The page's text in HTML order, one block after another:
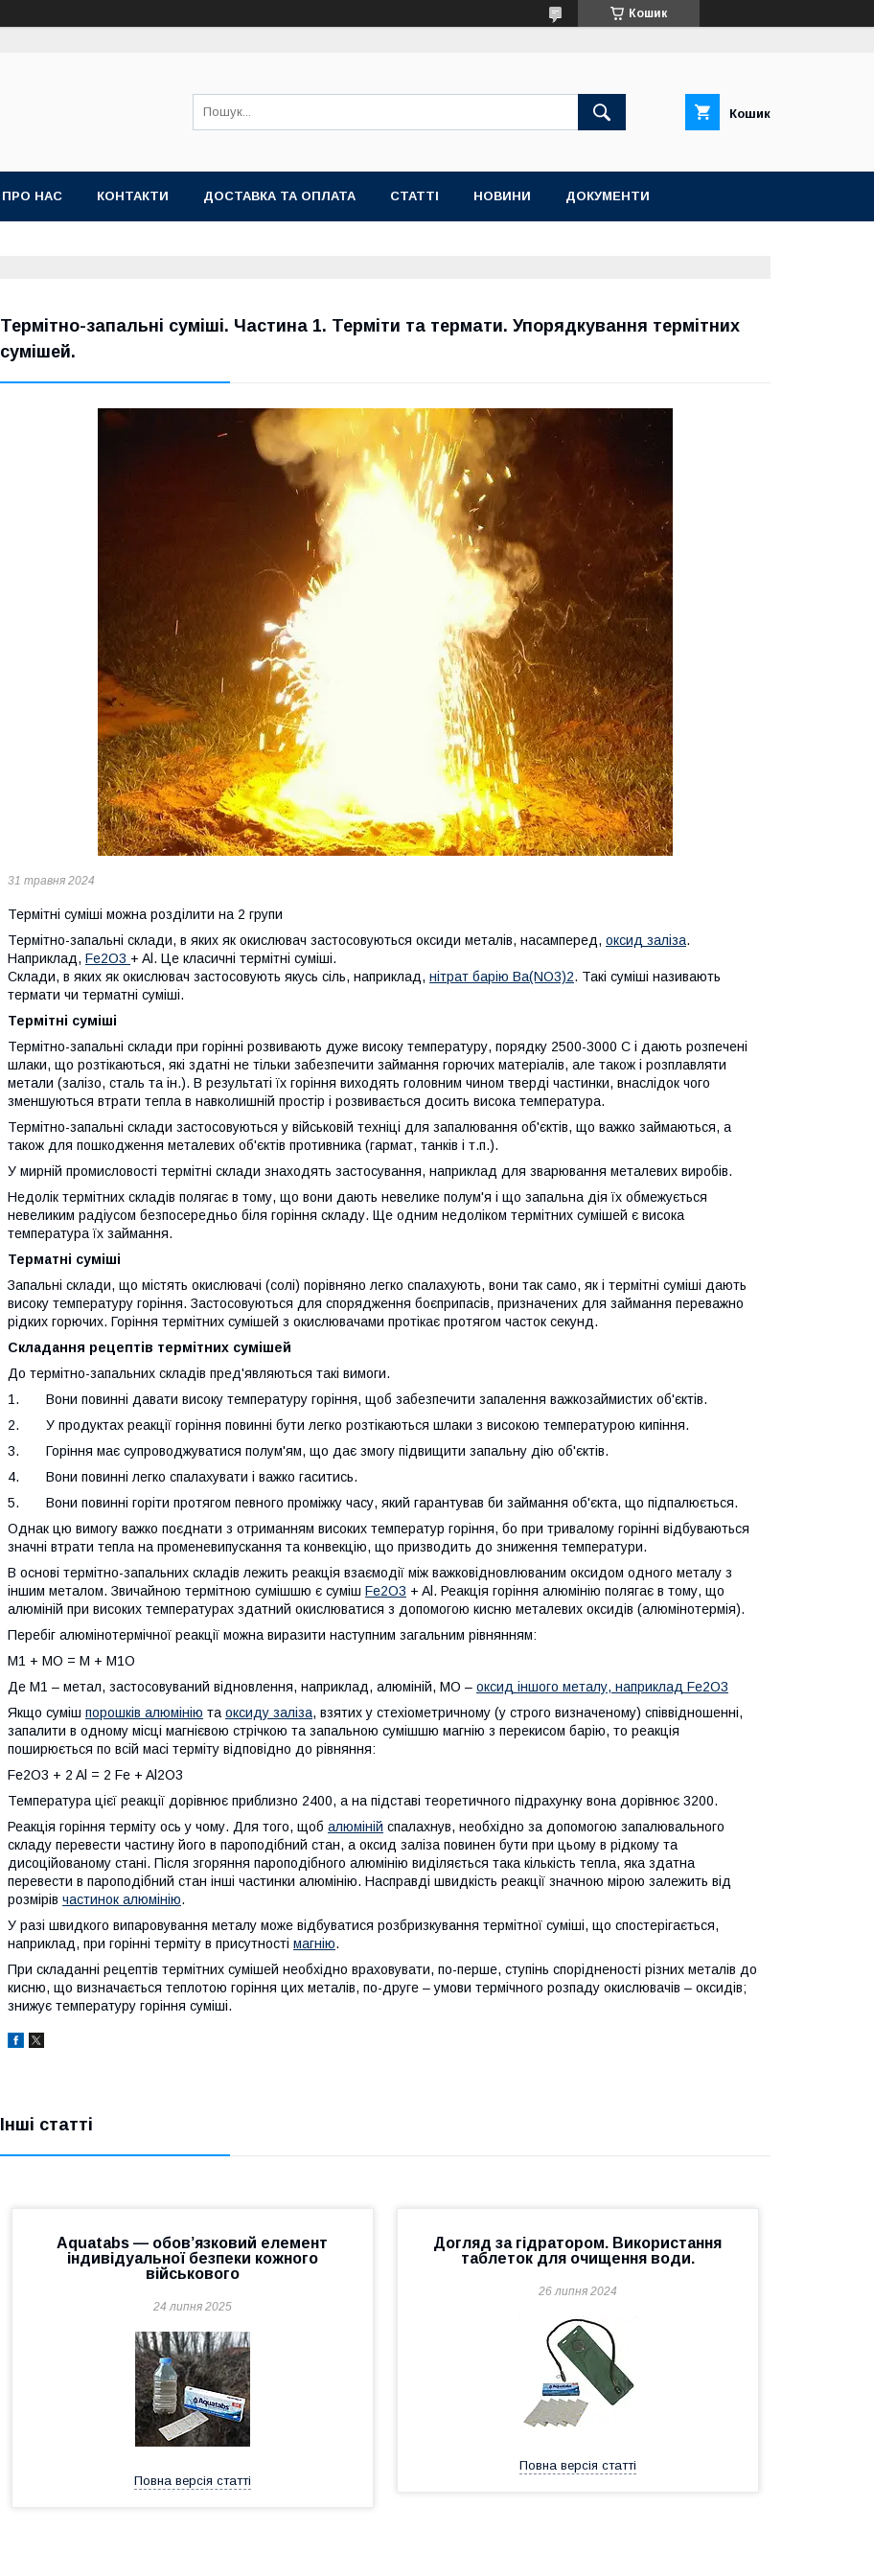
Кошик
Кошик
ПРО НАС КОНТАКТИ ДОСТАВКА ТА ОПЛАТА СТАТТІ НОВИНИ ДОКУМЕНТИ
Термітно-запальні суміші. Частина 1. Терміти та термати. Упорядкування термітних
сумішей.
31 травня 2024
Термітні суміші можна розділити на 2 групи
Термітно-запальні склади, в яких як окислювач застосовуються оксиди металів, насамперед, оксид заліза.
Наприклад, Fe2O3 + Al. Це класичні термітні суміші.
Склади, в яких як окислювач застосовують якусь сіль, наприклад, нітрат барію Ва(NO3)2. Такі суміші називають
термати чи терматні суміші.
Термітні суміші
Термітно-запальні склади при горінні розвивають дуже високу температуру, порядку 2500-3000 С і дають розпечені
шлаки, що розтікаються, які здатні не тільки забезпечити займання горючих матеріалів, але також і розплавляти
метали (залізо, сталь та ін.). В результаті їх горіння виходять головним чином тверді частинки, внаслідок чого
зменшуються втрати тепла в навколишній простір і розвивається досить висока температура.
Термітно-запальні склади застосовуються у військовій техніці для запалювання об'єктів, що важко займаються, а
також для пошкодження металевих об'єктів противника (гармат, танків і т.п.).
У мирній промисловості термітні склади знаходять застосування, наприклад для зварювання металевих виробів.
Недолік термітних складів полягає в тому, що вони дають невелике полум'я і що запальна дія їх обмежується
невеликим радіусом безпосередньо біля горіння складу. Ще одним недоліком термітних сумішей є висока
температура їх займання.
Терматні суміші
Запальні склади, що містять окислювачі (солі) порівняно легко спалахують, вони так само, як і термітні суміші дають
високу температуру горіння. Застосовуються для спорядження боєприпасів, призначених для займання переважно
рідких горючих. Горіння термітних сумішей з окислювачами протікає протягом часток секунд.
Складання рецептів термітних сумішей
До термітно-запальних складів пред'являються такі вимоги.
1. Вони повинні давати високу температуру горіння, щоб забезпечити запалення важкозаймистих об'єктів.
2. У продуктах реакції горіння повинні бути легко розтікаються шлаки з високою температурою кипіння.
3. Горіння має супроводжуватися полум'ям, що дає змогу підвищити запальну дію об'єктів.
4. Вони повинні легко спалахувати і важко гаситись.
5. Вони повинні горіти протягом певного проміжку часу, який гарантував би займання об'єкта, що підпалюється.
Однак цю вимогу важко поєднати з отриманням високих температур горіння, бо при тривалому горінні відбуваються
значні втрати тепла на променевипускання та конвекцію, що призводить до зниження температури.
В основі термітно-запальних складів лежить реакція взаємодії між важковідновлюваним оксидом одного металу з
іншим металом. Звичайною термітною сумішшю є суміш Fe2O3 + Al. Реакція горіння алюмінію полягає в тому, що
алюміній при високих температурах здатний окислюватися з допомогою кисню металевих оксидів (алюмінотермія).
Перебіг алюмінотермічної реакції можна виразити наступним загальним рівнянням:
М1 + МО = М + М1О
Де М1 – метал, застосовуваний відновлення, наприклад, алюміній, МО – оксид іншого металу, наприклад Fe2O3
Якщо суміш порошків алюмінію та оксиду заліза, взятих у стехіометричному (у строго визначеному) співвідношенні,
запалити в одному місці магнієвою стрічкою та запальною сумішшю магнію з перекисом барію, то реакція
поширюється по всій масі терміту відповідно до рівняння:
Fe2O3 + 2 Al = 2 Fe + Al2O3
Температура цієї реакції дорівнює приблизно 2400, а на підставі теоретичного підрахунку вона дорівнює 3200.
Реакція горіння терміту ось у чому. Для того, щоб алюміній спалахнув, необхідно за допомогою запалювального
складу перевести частину його в пароподібний стан, а оксид заліза повинен бути при цьому в рідкому та
дисоційованому стані. Після згоряння пароподібного алюмінію виділяється така кількість тепла, яка здатна
перевести в пароподібний стан інші частинки алюмінію. Насправді швидкість реакції значною мірою залежить від
розмірів частинок алюмінію.
У разі швидкого випаровування металу може відбуватися розбризкування термітної суміші, що спостерігається,
наприклад, при горінні терміту в присутності магнію.
При складанні рецептів термітних сумішей необхідно враховувати, по-перше, ступінь спорідненості різних металів до
кисню, що визначається теплотою горіння цих металів, по-друге – умови термічного розпаду окислювачів – оксидів;
знижує температуру горіння суміші.
Інші статті
Aquatabs — обов’язковий елемент
індивідуальної безпеки кожного
військового
24 липня 2025
Повна версія статті
Догляд за гідратором. Використання
таблеток для очищення води.
26 липня 2024
Повна версія статті